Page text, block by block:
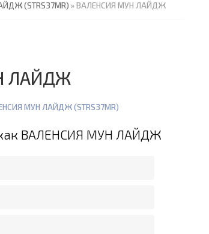
(STRS37MR) » ВАЛЕНСИЯ МУН ЛАЙДЖ
ЛАЙДЖ
МУН ЛАЙДЖ (STRS37MR)
как ВАЛЕНСИЯ МУН ЛАЙДЖ